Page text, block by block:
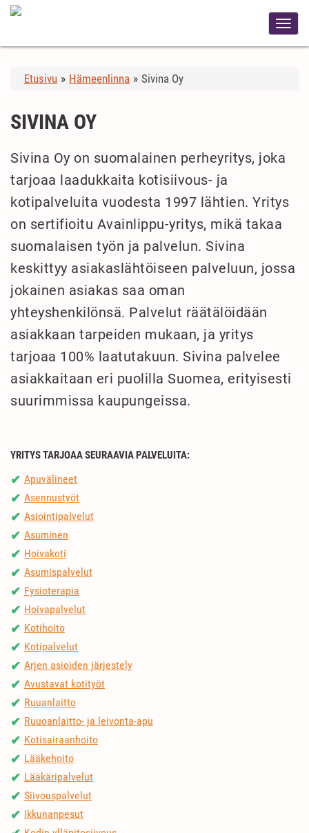
Etusivu » Hämeenlinna » Sivina Oy
SIVINA OY
Sivina Oy on suomalainen perheyritys, joka
tarjoaa laadukkaita kotisiivous- ja
kotipalveluita vuodesta 1997 lähtien. Yritys
on sertifioitu Avainlippu-yritys, mikä takaa
suomalaisen työn ja palvelun. Sivina
keskittyy asiakaslähtöiseen palveluun, jossa
jokainen asiakas saa oman
yhteyshenkilönsä. Palvelut räätälöidään
asiakkaan tarpeiden mukaan, ja yritys
tarjoaa 100% laatutakuun. Sivina palvelee
asiakkaitaan eri puolilla Suomea, erityisesti
suurimmissa kaupungeissa.
YRITYS TARJOAA SEURAAVIA PALVELUITA:
✔ Apuvälineet
✔ Asennustyöt
✔ Asiointipalvelut
✔ Asuminen
✔ Hoivakoti
✔ Asumispalvelut
✔ Fysioterapia
✔ Hoivapalvelut
✔ Kotihoito
✔ Kotipalvelut
✔ Arjen asioiden järjestely
✔ Avustavat kotityöt
✔ Ruuanlaitto
✔ Ruuoanlaitto- ja leivonta-apu
✔ Kotisairaanhoito
✔ Lääkehoito
✔ Lääkäripalvelut
✔ Siivouspalvelut
✔ Ikkunanpesut